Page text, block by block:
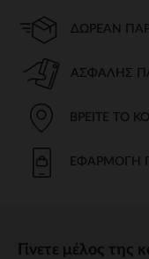
ΔΩΡΕΆΝ
ΑΣΦΑΛΉΣ
ΒΡΕΊΤΕ ΤΟ
ΕΦΑΡΜΟΓΉ
Γίνετε μέλος της